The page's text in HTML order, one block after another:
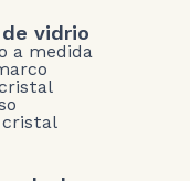
vidrio
a medida
cristal